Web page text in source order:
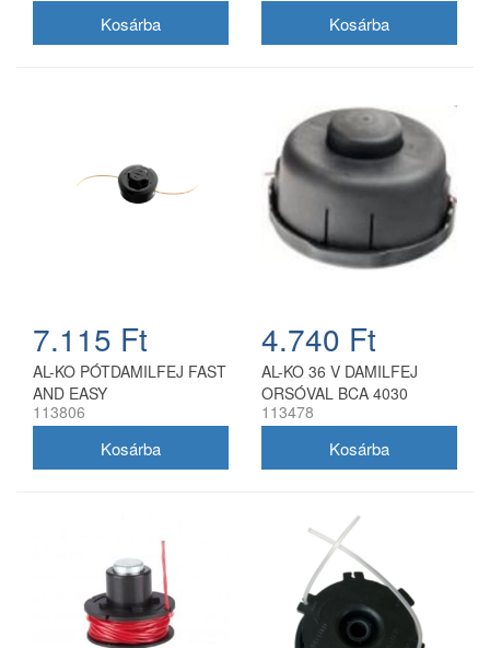
7.115 Ft
AL-KO PÓTDAMILFEJ FAST
AND EASY
113806
4.740 Ft
AL-KO 36 V DAMILFEJ
ORSÓVAL BCA 4030
113478